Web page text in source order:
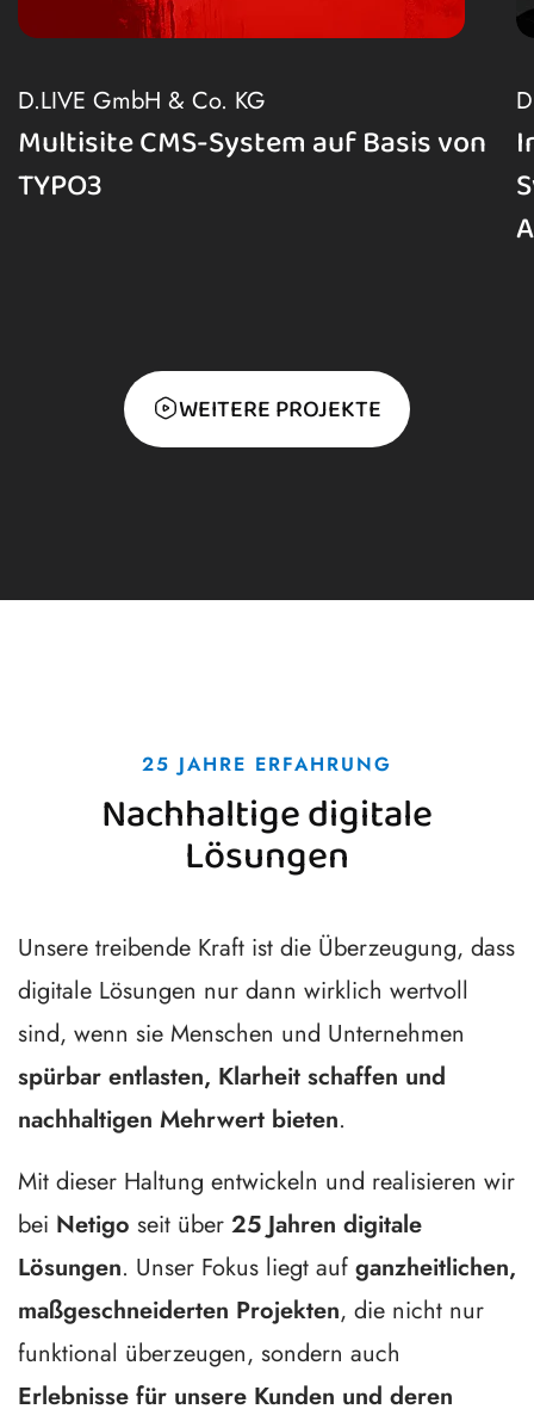
D.LIVE GmbH & Co. KG
Multisite CMS-System auf Basis von
TYPO3
WEITERE PROJEKTE
25 JAHRE ERFAHRUNG
Nachhaltige digitale
Lösungen
Unsere treibende Kraft ist die Überzeugung, dass
digitale Lösungen nur dann wirklich wertvoll
sind, wenn sie Menschen und Unternehmen
spürbar entlasten, Klarheit schaffen und
nachhaltigen Mehrwert bieten.
Mit dieser Haltung entwickeln und realisieren wir
bei Netigo seit über 25 Jahren digitale
Lösungen. Unser Fokus liegt auf ganzheitlichen,
maßgeschneiderten Projekten, die nicht nur
funktional überzeugen, sondern auch
Erlebnisse für unsere Kunden und deren